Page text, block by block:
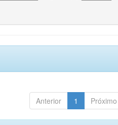
Anterior 1 Próximo